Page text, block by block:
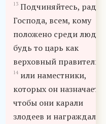
13 Подчиняйтесь, ради
Господа, всем, кому
положено среди
будь то царь как
верховный правитель,
14 или наместники,
которых он назначает,
чтобы они карали
злодеев и награждали